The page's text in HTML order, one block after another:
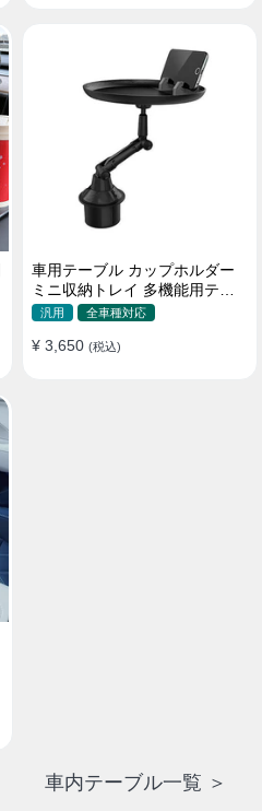
車用テーブル カップホルダー
ミニ収納トレイ 多機能用テー
ブル 食事 物置き用 高品質
汎用 全車種対応
¥ 3,650 (税込)
車内テーブル一覧 ＞